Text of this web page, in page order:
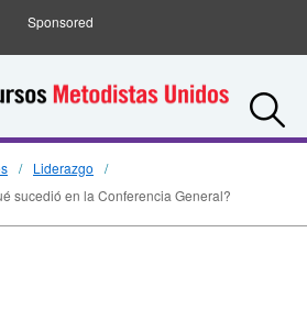
Sponsored
Liderazgo
sucedió en la Conferencia General?